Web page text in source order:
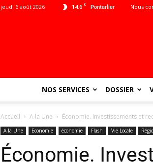
14.6 C Pontarlier
jeudi 6 août 2026 Nous
NOS SERVICES DOSSIER
Accueil A la Une Économie. Investissements et
A la Une Economie économie Flash Vie Locale
Économie.